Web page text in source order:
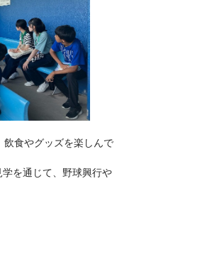
食やグッズを楽しんで
を通じて、野球興行や